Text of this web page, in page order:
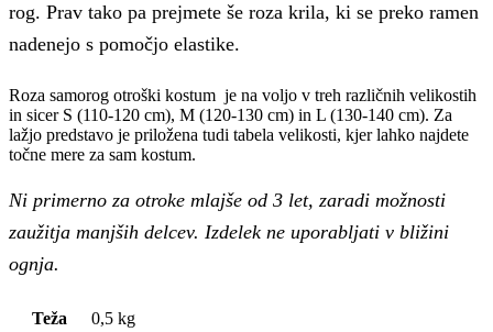
rog. Prav tako pa prejmete še roza krila, ki se preko ramen
nadenejo s pomočjo elastike.
Roza samorog otroški kostum je na voljo v treh različnih velikostih
in sicer S (110-120 cm), M (120-130 cm) in L (130-140 cm). Za
lažjo predstavo je priložena tudi tabela velikosti, kjer lahko najdete
točne mere za sam kostum.
Ni primerno za otroke mlajše od 3 let, zaradi možnosti
zaužitja manjših delcev. Izdelek ne uporabljati v bližini
ognja.
Teža
0,5 kg